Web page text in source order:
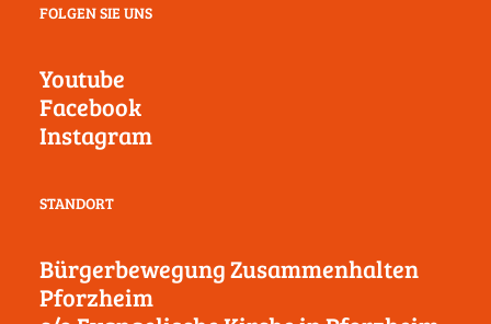
FOLGEN SIE UNS
Youtube
Facebook
Instagram
STANDORT
Bürgerbewegung Zusammenhalten
Pforzheim